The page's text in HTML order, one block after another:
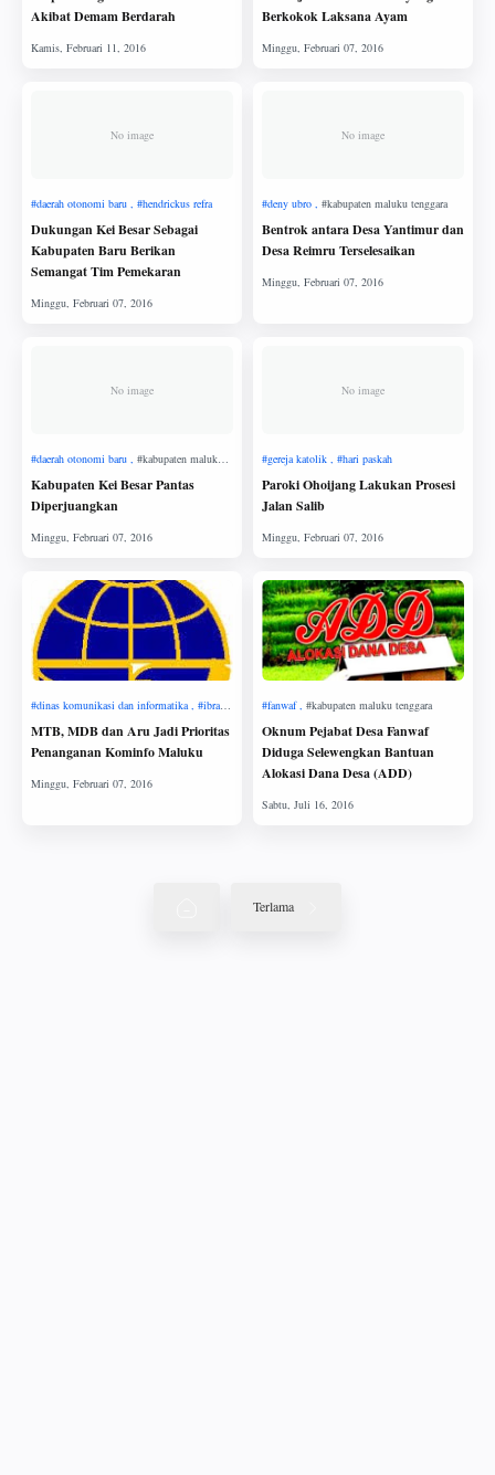
Akibat Demam Berdarah
Berkokok Laksana Ayam
No image
Dukungan Kei Besar Sebagai
Kabupaten Baru Berikan
Semangat Tim Pemekaran
No image
Bentrok antara Desa Yantimur dan
Desa Reimru Terselesaikan
No image
Kabupaten Kei Besar Pantas
Diperjuangkan
No image
Paroki Ohoijang Lakukan Prosesi
Jalan Salib
MTB, MDB dan Aru Jadi Prioritas
Penanganan Kominfo Maluku
Oknum Pejabat Desa Fanwaf
Diduga Selewengkan Bantuan
Alokasi Dana Desa (ADD)
Terlama